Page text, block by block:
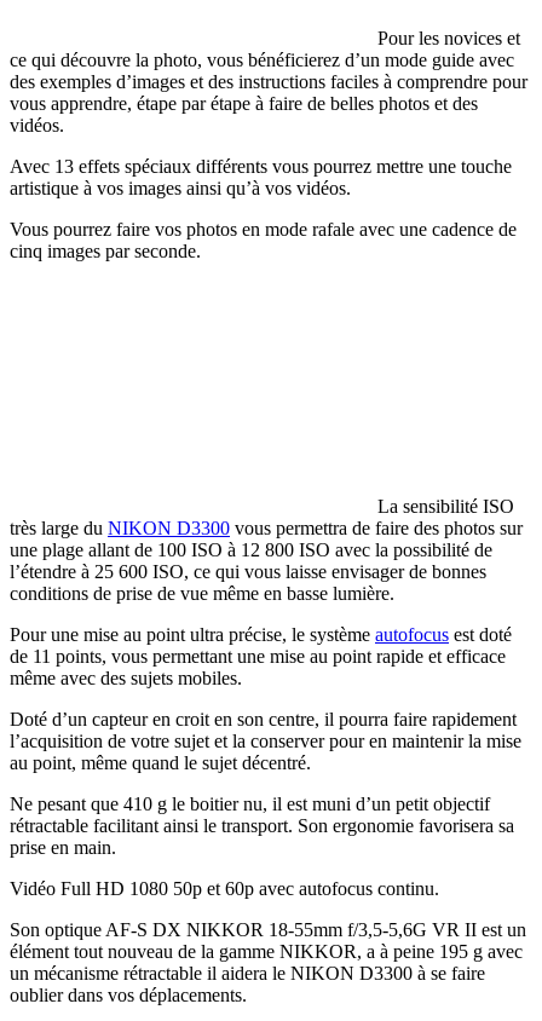
Pour les novices et
ce qui découvre la photo, vous bénéficierez d’un mode guide avec
des exemples d’images et des instructions faciles à comprendre pour
vous apprendre, étape par étape à faire de belles photos et des
vidéos.
Avec 13 effets spéciaux différents vous pourrez mettre une touche
artistique à vos images ainsi qu’à vos vidéos.
Vous pourrez faire vos photos en mode rafale avec une cadence de
cinq images par seconde.
La sensibilité ISO
très large du NIKON D3300 vous permettra de faire des photos sur
une plage allant de 100 ISO à 12 800 ISO avec la possibilité de
l’étendre à 25 600 ISO, ce qui vous laisse envisager de bonnes
conditions de prise de vue même en basse lumière.
Pour une mise au point ultra précise, le système autofocus est doté
de 11 points, vous permettant une mise au point rapide et efficace
même avec des sujets mobiles.
Doté d’un capteur en croit en son centre, il pourra faire rapidement
l’acquisition de votre sujet et la conserver pour en maintenir la mise
au point, même quand le sujet décentré.
Ne pesant que 410 g le boitier nu, il est muni d’un petit objectif
rétractable facilitant ainsi le transport. Son ergonomie favorisera sa
prise en main.
Vidéo Full HD 1080 50p et 60p avec autofocus continu.
Son optique AF-S DX NIKKOR 18-55mm f/3,5-5,6G VR II est un
élément tout nouveau de la gamme NIKKOR, a à peine 195 g avec
un mécanisme rétractable il aidera le NIKON D3300 à se faire
oublier dans vos déplacements.